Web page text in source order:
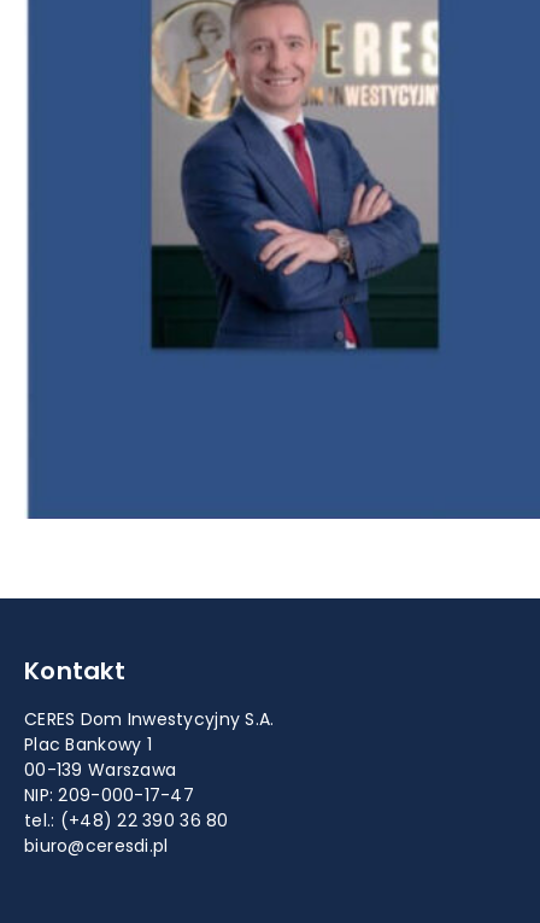
Kontakt
CERES Dom Inwestycyjny S.A.
Plac Bankowy 1
00-139 Warszawa
NIP: 209-000-17-47
tel.: (+48) 22 390 36 80
biuro@ceresdi.pl